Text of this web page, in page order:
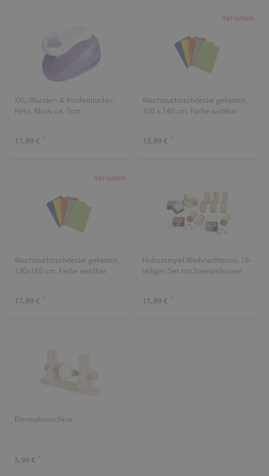
XXL-Wunder- & Konfettilocher,
Herz, Motiv ca. 7cm
17,99 € *
Varianten
Wachstuchtischdecke gekettelt,
100 x 140 cm, Farbe wählbar
13,99 € *
Varianten
Wachstuchtischdecke gekettelt,
130x160 cm, Farbe wählbar
17,99 € *
Holzstempel Weihnachtsmix, 16-
teiliges Set mit Stempelkissen
11,99 € *
Eiermalmaschine
5,99 € *